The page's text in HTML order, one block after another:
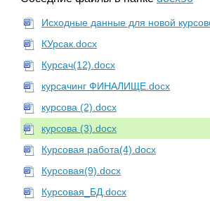
Исходные данные для новой
КУрсак.docx
Курсач(12).docx
курсачинг ФИНАЛИЩЕ.docx
курсова (2).docx
курсова (3).docx
Курсовая работа(4).docx
Курсовая(9).docx
Курсовая_БД.docx